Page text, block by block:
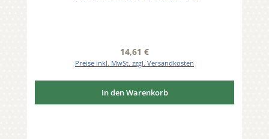
Regulärer Preis:
14,61 €
Preise inkl. MwSt. zzgl. Versandkosten
In den Warenkorb